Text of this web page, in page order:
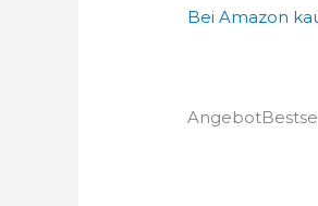
Bei Amazon
Angebot